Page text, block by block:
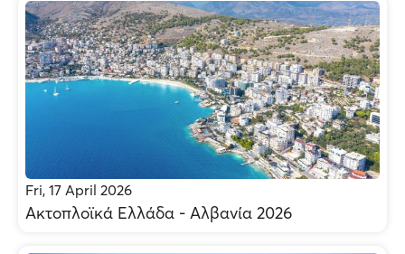
Fri, 17 April 2026
Ακτοπλοϊκά Ελλάδα - Αλβανία 2026